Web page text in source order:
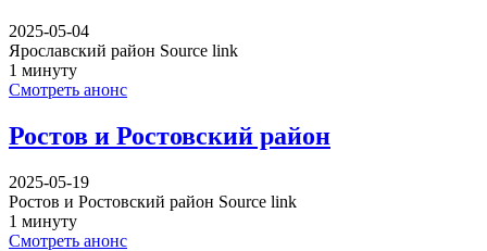
2025-05-04
Ярославский район Source link
1 минуту
Смотреть анонс
Ростов и Ростовский район
2025-05-19
Ростов и Ростовский район Source link
1 минуту
Смотреть анонс